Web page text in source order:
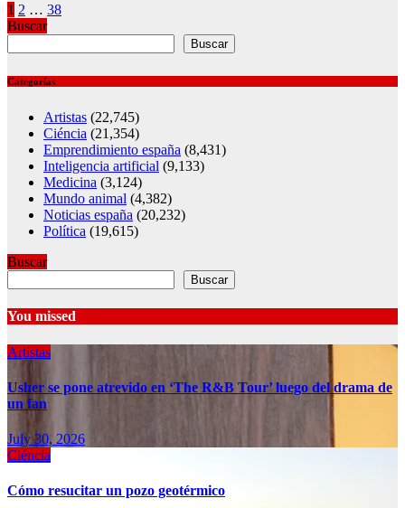
Posts
pagination
1 2 … 38
Buscar
Buscar
Categorías
Artistas (22,745)
Ciéncia (21,354)
Emprendimiento españa (8,431)
Inteligencia artificial (9,133)
Medicina (3,124)
Mundo animal (4,382)
Noticias españa (20,232)
Política (19,615)
Buscar
Buscar
You missed
Artistas
Usher se pone atrevido en ‘The R&B Tour’ luego del drama de
un fan
July 30, 2026
Ciéncia
Cómo resucitar un pozo geotérmico